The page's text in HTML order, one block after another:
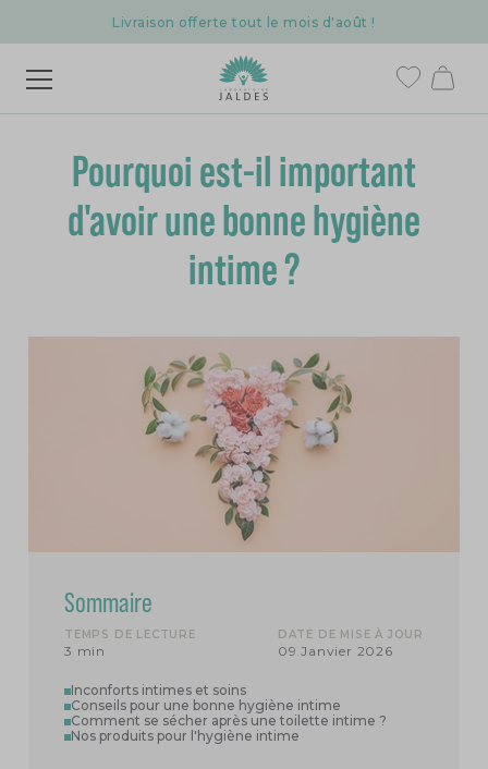
Livraison offerte tout le mois d'août !
Pourquoi est-il important
d'avoir une bonne hygiène
intime ?
Sommaire
TEMPS DE LECTURE
3 min
DATE DE MISE À JOUR
09 Janvier 2026
Inconforts intimes et soins
Conseils pour une bonne hygiène intime
Comment se sécher après une toilette intime ?
Nos produits pour l'hygiène intime